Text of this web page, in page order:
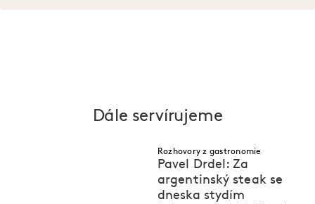
Dále servírujeme
Rozhovory z gastronomie
Pavel Drdel: Za
argentinský steak se
dneska stydím